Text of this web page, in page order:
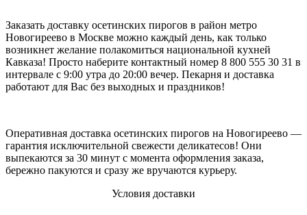
Заказать доставку осетинских пирогов в район метро
Новогиреево в Москве можно каждый день, как только
возникнет желание полакомиться национальной кухней
Кавказа! Просто наберите контактный номер 8 800 555 30 31 в
интервале с 9:00 утра до 20:00 вечер. Пекарня и доставка
работают для Вас без выходных и праздников!
Оперативная доставка осетинских пирогов на Новогиреево —
гарантия исключительной свежести деликатесов! Они
выпекаются за 30 минут с момента оформления заказа,
бережно пакуются и сразу же вручаются курьеру.
Условия доставки